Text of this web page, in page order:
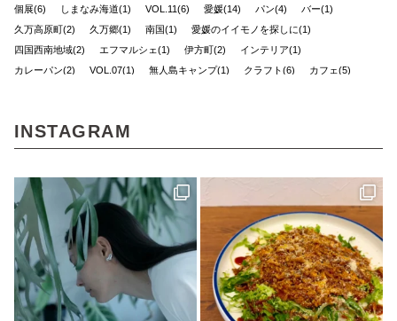
個展(6)
しまなみ海道(1) VOL.11(6) 愛媛(14) パン(4)
バー(1)
久万高原町(2)
久万郷(1) 南国(1)
愛媛のイイモノを探しに(1)
四国西南地域(2)
エフマルシェ(1) 伊方町(2)
インテリア(1)
カレーパン(2)
VOL.07(1) 無人島キャンプ(1) クラフト(6)
カフェ(5)
ポケモンカードゲーム(1)
人気ブロガー(2)
ハズミズム(2) 味な店(1)
D&DEPARTMENT(1)
スケジュール帳(1)
Sugomoru. 白石建設工業株式会社(1)
平岡 宏幸さん(1)
シンガーソングライター(1)
しまなみを巡るたび(2)
ケンブン(16)
大喫茶展(1) 外国人(1) SNAP(1)
松山(2)
ナガオカケンメイ(1)
きみとバンド(1) 花菖蒲(1) イベント(27)
手帳(1)
新日本建設 株式会社(1)
カリーゴッドスパイス(2)
母の日(1)
ちゃんゆ胃(1)
今治(2) マルシャ(6) 愛媛イベント(2)
ランチ(3)
マチボン高知(1)
Story of cheesecake.(1) マリメッコ(1)
介護(2)
INSTAGRAM